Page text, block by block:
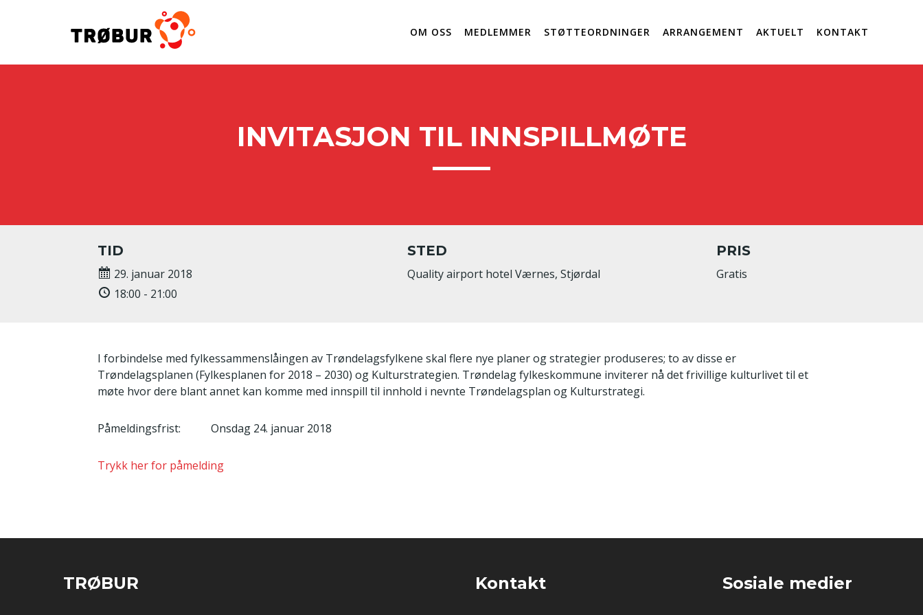
OM OSS MEDLEMMER STØTTEORDNINGER ARRANGEMENT AKTUELT KONTAKT
INVITASJON TIL INNSPILLMØTE
TID
29. januar 2018
18:00 - 21:00
STED
Quality airport hotel Værnes, Stjørdal
PRIS
Gratis
I forbindelse med fylkessammenslåingen av Trøndelagsfylkene skal flere nye planer og strategier produseres; to av disse er
Trøndelagsplanen (Fylkesplanen for 2018 – 2030) og Kulturstrategien. Trøndelag fylkeskommune inviterer nå det frivillige kulturlivet til et
møte hvor dere blant annet kan komme med innspill til innhold i nevnte Trøndelagsplan og Kulturstrategi.
Påmeldingsfrist: Onsdag 24. januar 2018
Trykk her for påmelding
TRØBUR Kontakt Sosiale medier